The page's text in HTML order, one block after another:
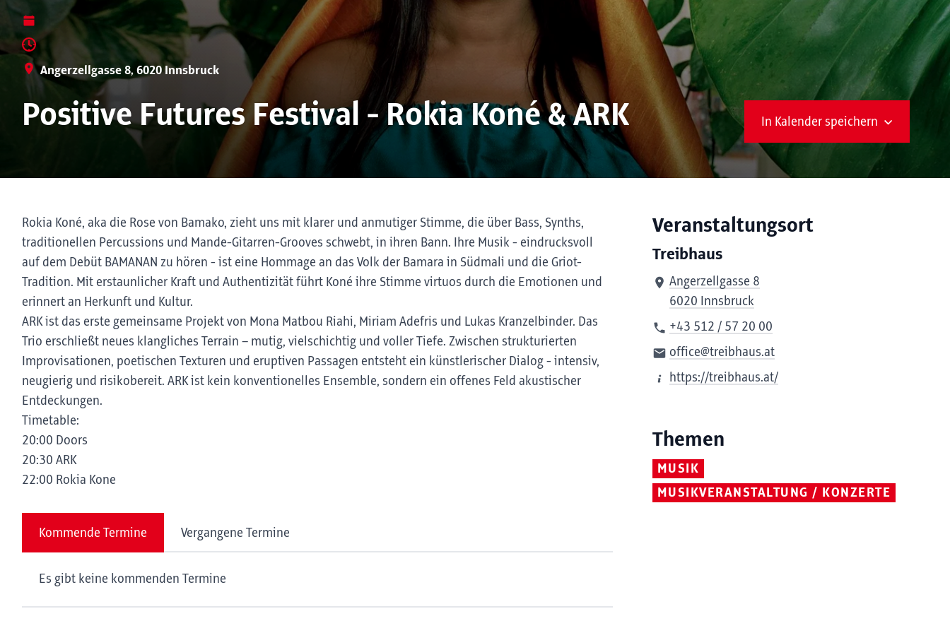
Angerzellgasse 8, 6020 Innsbruck
Positive Futures Festival - Rokia Koné & ARK In Kalender speichern
Rokia Koné, aka die Rose von Bamako, zieht uns mit klarer und anmutiger Stimme, die über Bass, Synths,
traditionellen Percussions und Mande-Gitarren-Grooves schwebt, in ihren Bann. Ihre Musik - eindrucksvoll
auf dem Debüt BAMANAN zu hören - ist eine Hommage an das Volk der Bamara in Südmali und die Griot-
Tradition. Mit erstaunlicher Kraft und Authentizität führt Koné ihre Stimme virtuos durch die Emotionen und
erinnert an Herkunft und Kultur.
ARK ist das erste gemeinsame Projekt von Mona Matbou Riahi, Miriam Adefris und Lukas Kranzelbinder. Das
Trio erschließt neues klangliches Terrain – mutig, vielschichtig und voller Tiefe. Zwischen strukturierten
Improvisationen, poetischen Texturen und eruptiven Passagen entsteht ein künstlerischer Dialog - intensiv,
neugierig und risikobereit. ARK ist kein konventionelles Ensemble, sondern ein offenes Feld akustischer
Entdeckungen.
Timetable:
20:00 Doors
20:30 ARK
22:00 Rokia Kone
Kommende Termine Vergangene Termine
Es gibt keine kommenden Termine
Veranstaltungsort
Treibhaus
Angerzellgasse 8
6020 Innsbruck
+43 512 / 57 20 00
office@treibhaus.at
https://treibhaus.at/
Themen
MUSIK
MUSIKVERANSTALTUNG / KONZERTE